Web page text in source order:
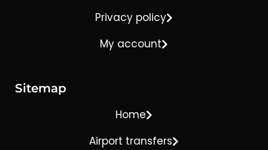
Privacy policy
My account
Sitemap
Home
Airport transfers